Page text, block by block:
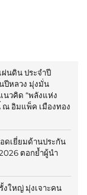
นดิน ประจำปี
ปีหลวง มุ่งมั่น
วคิด “พลังแห่ง
ณ อิมแพ็ค เมืองทอง
ดเยี่ยมด้านประกัน
ตอกย้ำผู้นำ
งใหญ่ มุ่งเจาะคน